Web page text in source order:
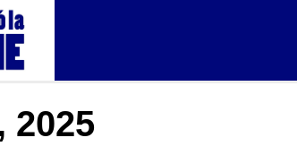
2025